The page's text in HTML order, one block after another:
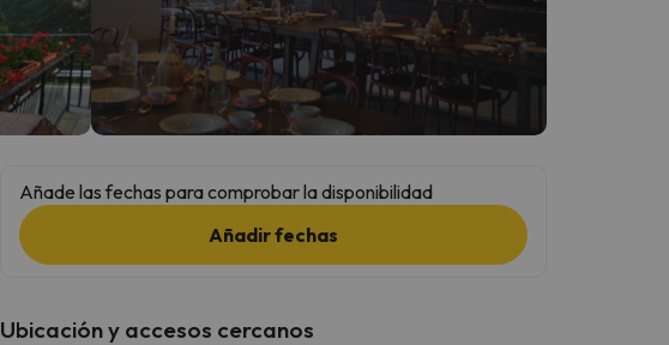
Añade las fechas para comprobar la disponibilidad
Añadir fechas
Ubicación y accesos cercanos